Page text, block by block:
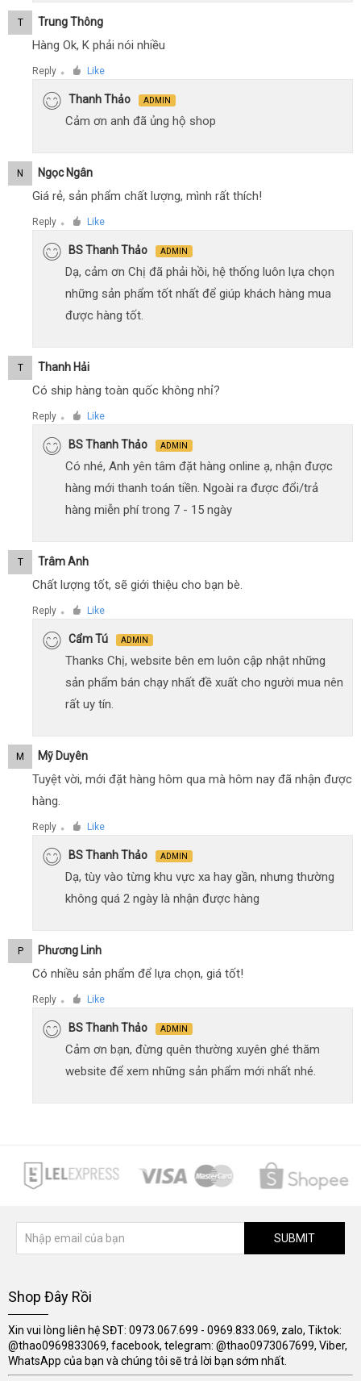
T Trung Thông
Hàng Ok, K phải nói nhiều
Reply ● Like
Thanh Thảo ADMIN
Cảm ơn anh đã ủng hộ shop
N Ngọc Ngân
Giá rẻ, sản phẩm chất lượng, mình rất thích!
Reply ● Like
BS Thanh Thảo ADMIN
Dạ, cảm ơn Chị đã phải hồi, hệ thống luôn lựa chọn
những sản phẩm tốt nhất để giúp khách hàng mua
được hàng tốt.
T Thanh Hải
Có ship hàng toàn quốc không nhỉ?
Reply ● Like
BS Thanh Thảo ADMIN
Có nhé, Anh yên tâm đặt hàng online ạ, nhận được
hàng mới thanh toán tiền. Ngoài ra được đổi/trả
hàng miễn phí trong 7 - 15 ngày
T Trâm Anh
Chất lượng tốt, sẽ giới thiệu cho bạn bè.
Reply ● Like
Cẩm Tú ADMIN
Thanks Chị, website bên em luôn cập nhật những
sản phẩm bán chạy nhất đề xuất cho người mua nên
rất uy tín.
M Mỹ Duyên
Tuyệt vời, mới đặt hàng hôm qua mà hôm nay đã nhận được
hàng.
Reply ● Like
BS Thanh Thảo ADMIN
Dạ, tùy vào từng khu vực xa hay gần, nhưng thường
không quá 2 ngày là nhận được hàng
P Phương Linh
Có nhiều sản phẩm để lựa chọn, giá tốt!
Reply ● Like
BS Thanh Thảo ADMIN
Cảm ơn bạn, đừng quên thường xuyên ghé thăm
website để xem những sản phẩm mới nhất nhé.
SUBMIT
Shop Đây Rồi
Xin vui lòng liên hệ SĐT: 0973.067.699 - 0969.833.069, zalo, Tiktok:
@thao0969833069, facebook, telegram: @thao0973067699, Viber,
WhatsApp của bạn và chúng tôi sẽ trả lời bạn sớm nhất.